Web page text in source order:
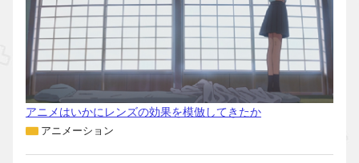
アニメはいかにレンズの効果を模倣してきたか
アニメーション